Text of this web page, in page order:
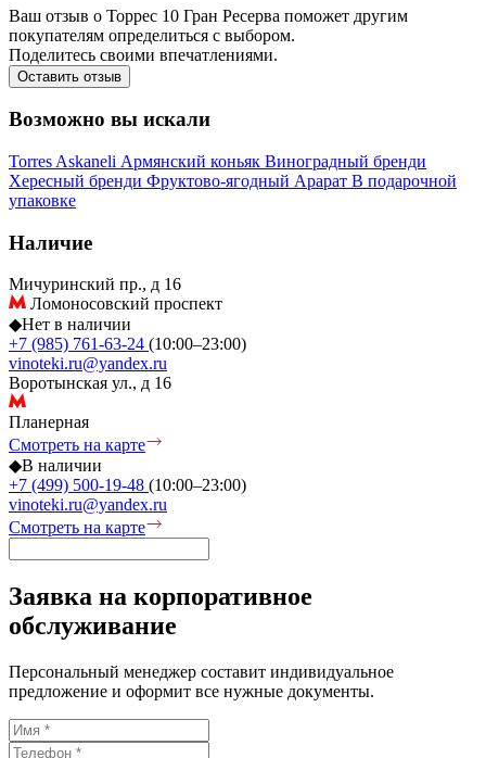
Ваш отзыв о Торрес 10 Гран Ресерва поможет другим
покупателям определиться с выбором.
Поделитесь своими впечатлениями.
Оставить отзыв
Возможно вы искали
Torres Askaneli Армянский коньяк Виноградный бренди
Хересный бренди Фруктово-ягодный Арарат В подарочной
упаковке
Наличие
Мичуринский пр., д 16
Ломоносовский проспект
◆Нет в наличии
+7 (985) 761-63-24 (10:00–23:00)
vinoteki.ru@yandex.ru
Воротынская ул., д 16
Планерная
Смотреть на карте
◆В наличии
+7 (499) 500-19-48 (10:00–23:00)
vinoteki.ru@yandex.ru
Смотреть на карте
Заявка на корпоративное
обслуживание
Персональный менеджер составит индивидуальное
предложение и оформит все нужные документы.